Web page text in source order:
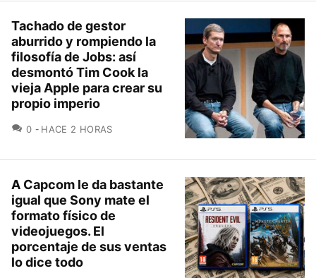
Tachado de gestor
aburrido y rompiendo la
filosofía de Jobs: así
desmontó Tim Cook la
vieja Apple para crear su
propio imperio
0 COMENTARIOS
HACE 2 HORAS
A Capcom le da bastante
igual que Sony mate el
formato físico de
videojuegos. El
porcentaje de sus ventas
lo dice todo